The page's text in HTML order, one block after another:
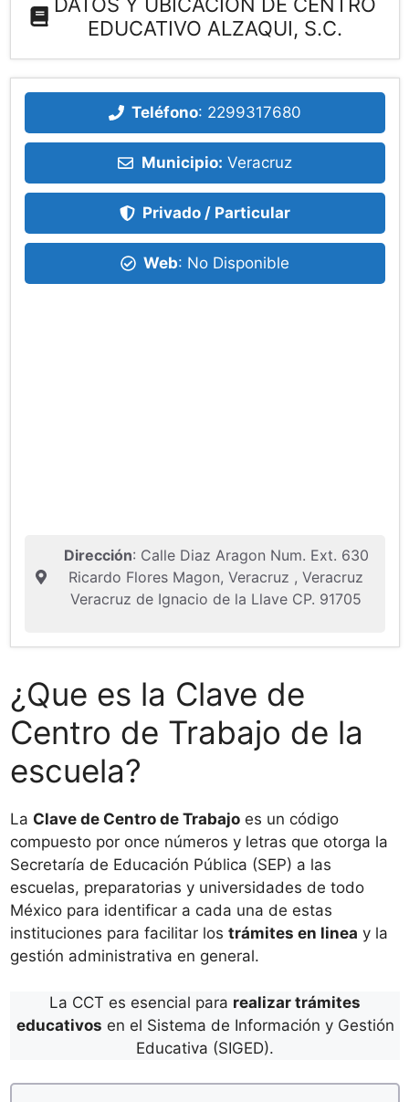
EDUCATIVO ALZAQUI, S.C.
Teléfono: 2299317680
Municipio: Veracruz
Privado / Particular
Web: No Disponible
Dirección: Calle Diaz Aragon Num. Ext. 630
Ricardo Flores Magon, Veracruz , Veracruz
Veracruz de Ignacio de la Llave CP. 91705
¿Que es la Clave de
Centro de Trabajo de la
escuela?
La Clave de Centro de Trabajo es un código
compuesto por once números y letras que otorga la
Secretaría de Educación Pública (SEP) a las
escuelas, preparatorias y universidades de todo
México para identificar a cada una de estas
instituciones para facilitar los trámites en linea y la
gestión administrativa en general.
La CCT es esencial para realizar trámites
educativos en el Sistema de Información y Gestión
Educativa (SIGED).